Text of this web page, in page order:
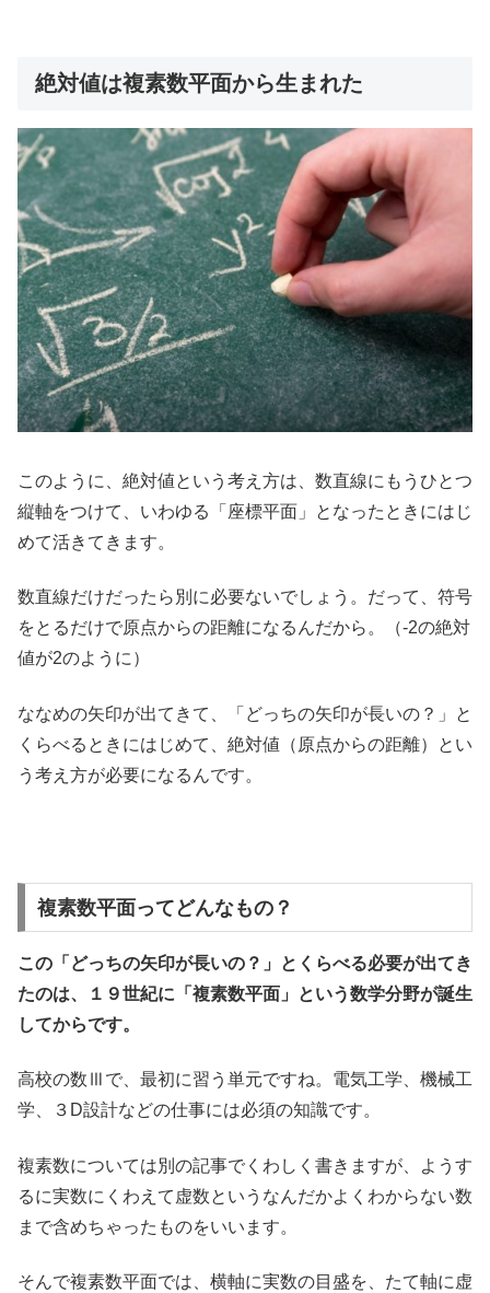
絶対値は複素数平面から生まれた
このように、絶対値という考え方は、数直線にもうひとつ
縦軸をつけて、いわゆる「座標平面」となったときにはじ
めて活きてきます。
数直線だけだったら別に必要ないでしょう。だって、符号
をとるだけで原点からの距離になるんだから。（-2の絶対
値が2のように）
ななめの矢印が出てきて、「どっちの矢印が長いの？」と
くらべるときにはじめて、絶対値（原点からの距離）とい
う考え方が必要になるんです。
複素数平面ってどんなもの？
この「どっちの矢印が長いの？」とくらべる必要が出てき
たのは、１９世紀に「複素数平面」という数学分野が誕生
してからです。
高校の数Ⅲで、最初に習う単元ですね。電気工学、機械工
学、３D設計などの仕事には必須の知識です。
複素数については別の記事でくわしく書きますが、ようす
るに実数にくわえて虚数というなんだかよくわからない数
まで含めちゃったものをいいます。
そんで複素数平面では、横軸に実数の目盛を、たて軸に虚